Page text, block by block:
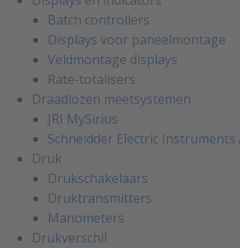
Batch controllers
Displays voor paneelmontage
Veldmontage displays
Rate-totalisers
Draadlozen meetsystemen
JRI MySirius
Schneidder Electric
Druk
Drukschakelaars
Druktransmitters
Manometers
Drukverschil